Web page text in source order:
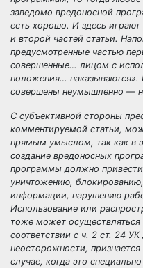
заведомо вредоносной
есть хорошо. И здесь
и второй частей статьи.
предусмотренные частью
совершенные… лицом с
положения… наказываются».
совершены неумышленно —
С субъективной стороны
комментируемой статьи,
прямым умыслом, так как в
создание вредоносных
программы должно
уничтожению,
информации, нарушению
Использование или
тоже может
соответствии с ч. 2 ст. 24
неосторожности,
случае, когда это